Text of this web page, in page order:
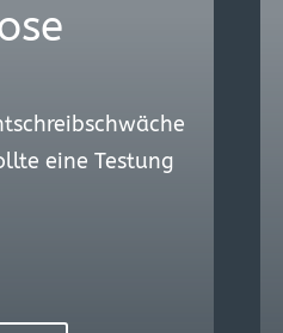
eine Testung